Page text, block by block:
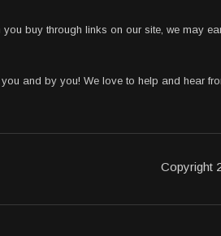
buy through links on our site, we may
and by you! We love to help and hear
Copyright